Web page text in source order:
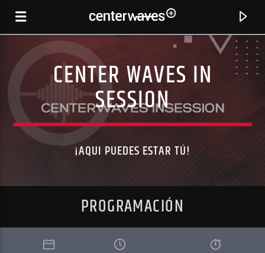
HURTS (ORIGINAL MIX)
CENTER WAVES IN
SESSION
¡AQUI PUEDES ESTAR TÚ!
PROGRAMACIÓN